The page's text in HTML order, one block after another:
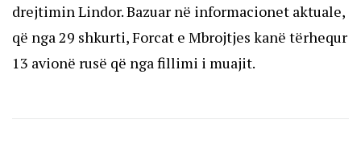
drejtimin Lindor. Bazuar në informacionet aktuale,
që nga 29 shkurti, Forcat e Mbrojtjes kanë tërhequr
13 avionë rusë që nga fillimi i muajit.